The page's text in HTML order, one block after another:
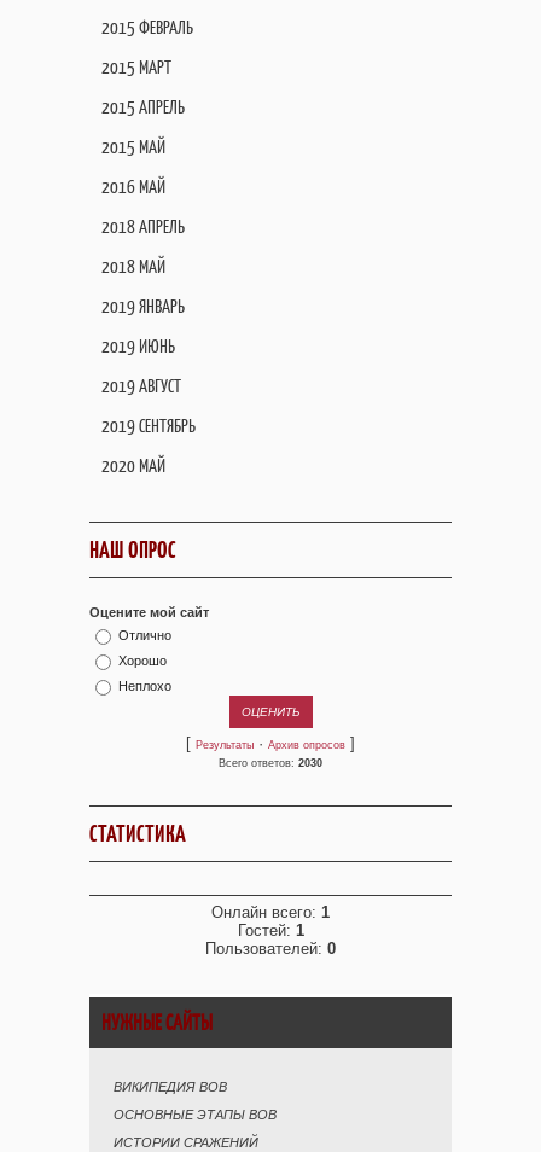
2015 ФЕВРАЛЬ
2015 МАРТ
2015 АПРЕЛЬ
2015 МАЙ
2016 МАЙ
2018 АПРЕЛЬ
2018 МАЙ
2019 ЯНВАРЬ
2019 ИЮНЬ
2019 АВГУСТ
2019 СЕНТЯБРЬ
2020 МАЙ
НАШ ОПРОС
Оцените мой сайт
Отлично
Хорошо
Неплохо
[ Результаты · Архив опросов ]
Всего ответов: 2030
СТАТИСТИКА
Онлайн всего: 1
Гостей: 1
Пользователей: 0
НУЖНЫЕ САЙТЫ
ВИКИПЕДИЯ ВОВ
ОСНОВНЫЕ ЭТАПЫ ВОВ
ИСТОРИИ СРАЖЕНИЙ